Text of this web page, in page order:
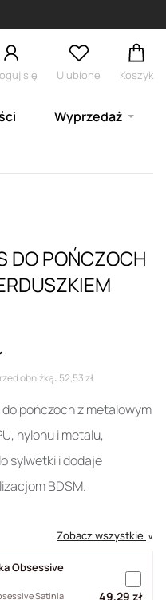
się Ulubione Koszyk
Wyprzedaż
DO POŃCZOCH
obniżką: 52,53 zł
pończoch z metalowym
nylonu i metalu,
sylwetki i dodaje
BDSM.
Zobacz wszystkie ∨
Obsessive
Satinia
49,29 zł